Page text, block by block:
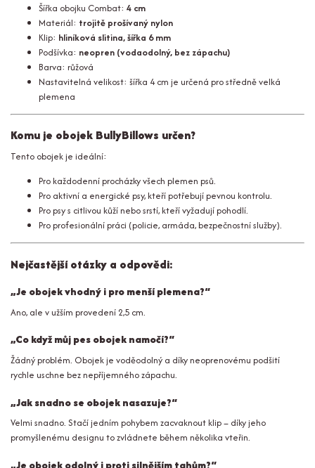
Šířka obojku Combat: 4 cm
Materiál: trojitě prošívaný nylon
Klip: hliníková slitina, šířka 6 mm
Podšívka: neopren (vodaodolný, bez zápachu)
Barva: růžová
Nastavitelná velikost: šířka 4 cm je určená pro středně velká
plemena
Komu je obojek BullyBillows určen?
Tento obojek je ideální:
Pro každodenní procházky všech plemen psů.
Pro aktivní a energické psy, kteří potřebují pevnou kontrolu.
Pro psy s citlivou kůží nebo srstí, kteří vyžadují pohodlí.
Pro profesionální práci (policie, armáda, bezpečnostní služby).
Nejčastější otázky a odpovědi:
„Je obojek vhodný i pro menší plemena?“
Ano, ale v užším provedení 2,5 cm.
„Co když můj pes obojek namočí?“
Žádný problém. Obojek je voděodolný a díky neoprenovému podšití
rychle uschne bez nepříjemného zápachu.
„Jak snadno se obojek nasazuje?“
Velmi snadno. Stačí jedním pohybem zacvaknout klip – díky jeho
promyšlenému designu to zvládnete během několika vteřin.
„Je obojek odolný i proti silnějším tahům?“